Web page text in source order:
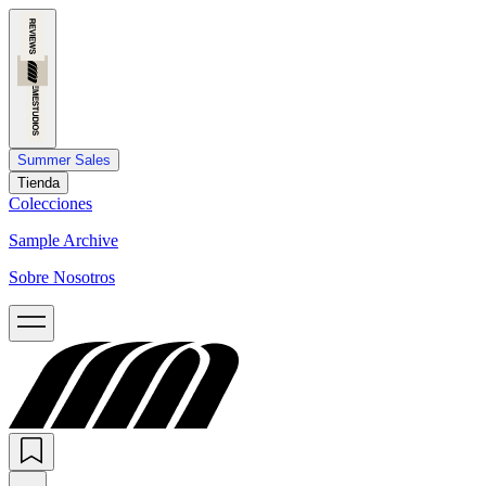
Summer Sales
Tienda
Colecciones
Sample Archive
Sobre Nosotros